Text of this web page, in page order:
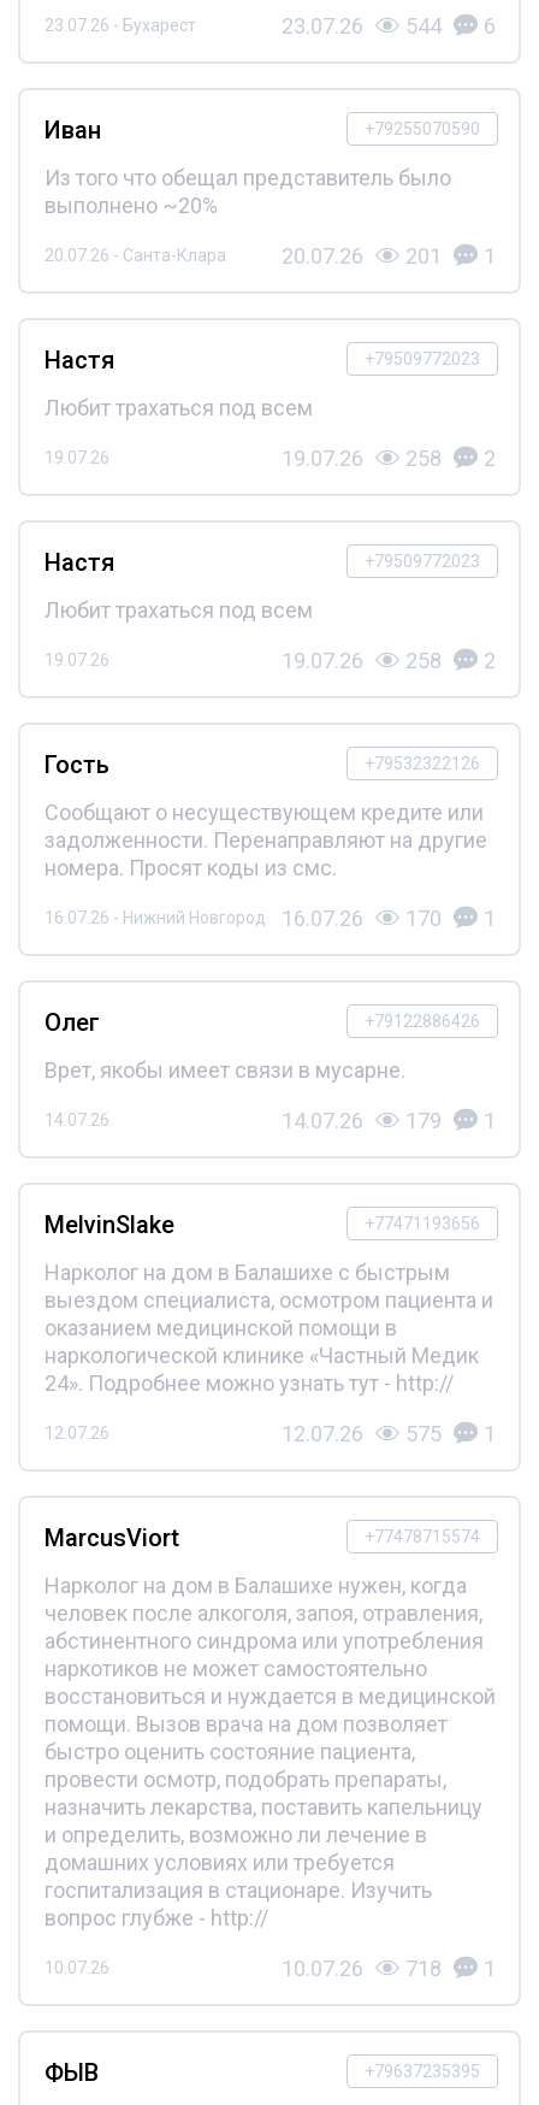
23.07.26 - Бухарест 23.07.26 544 6
+79255070590
Иван
Из того что обещал представитель было
выполнено ~20%
20.07.26 - Санта-Клара 20.07.26 201 1
+79509772023
Настя
Любит трахаться под всем
19.07.26 19.07.26 258 2
+79509772023
Настя
Любит трахаться под всем
19.07.26 19.07.26 258 2
+79532322126
Гость
Сообщают о несуществующем кредите или
задолженности. Перенаправляют на другие
номера. Просят коды из смс.
16.07.26 - Нижний Новгород 16.07.26 170 1
+79122886426
Олег
Врет, якобы имеет связи в мусарне.
14.07.26 14.07.26 179 1
+77471193656
MelvinSlake
Нарколог на дом в Балашихе с быстрым
выездом специалиста, осмотром пациента и
оказанием медицинской помощи в
наркологической клинике «Частный Медик
24». Подробнее можно узнать тут - http://
12.07.26 12.07.26 575 1
+77478715574
MarcusViort
Нарколог на дом в Балашихе нужен, когда
человек после алкоголя, запоя, отравления,
абстинентного синдрома или употребления
наркотиков не может самостоятельно
восстановиться и нуждается в медицинской
помощи. Вызов врача на дом позволяет
быстро оценить состояние пациента,
провести осмотр, подобрать препараты,
назначить лекарства, поставить капельницу
и определить, возможно ли лечение в
домашних условиях или требуется
госпитализация в стационаре. Изучить
вопрос глубже - http://
10.07.26 10.07.26 718 1
+79637235395
ФЫВ